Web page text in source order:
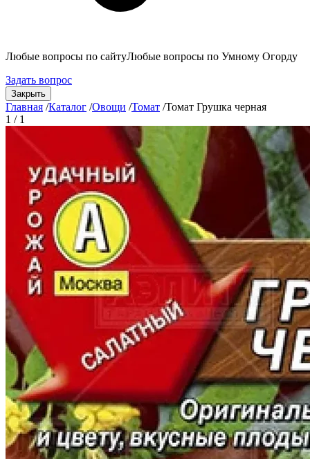
Любые вопросы по сайтуЛюбые вопросы по Умному Огорду
Задать вопрос
Закрыть
Главная /Каталог /Овощи /Томат /Томат Грушка черная
1 / 1